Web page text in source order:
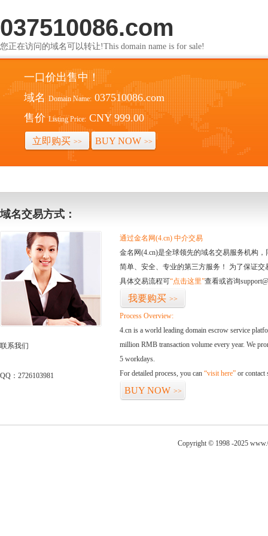
037510086.com
您正在访问的域名可以转让!This domain name is for sale!
一口价出售中！
域名 Domain Name: 037510086.com
售价 Listing Price: CNY 999.00
立即购买 >> BUY NOW >>
域名交易方式：
联系我们
QQ：2726103981
通过金名网(4.cn) 中介交易
金名网(4.cn)是全球领先的域名交易服务机构
简单、安全、专业的第三方服务！ 为了保证
具体交易流程可“点击这里”查看或咨询
我要购买 >>
Process Overview:
4.cn is a world leading domain escrow service
million RMB transaction volume every year. We
5 workdays.
For detailed process, you can “visit here” or contact
BUY NOW >>
Copyright © 1998 -2025